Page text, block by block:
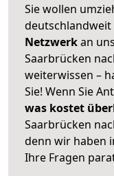
Sie wollen
deutschlandweit
Netzwerkan
Saarbrücken
weiterwissen –
Sie! Wenn Sie
was kostet
Saarbrücken
denn wir haben
Ihre Fragen